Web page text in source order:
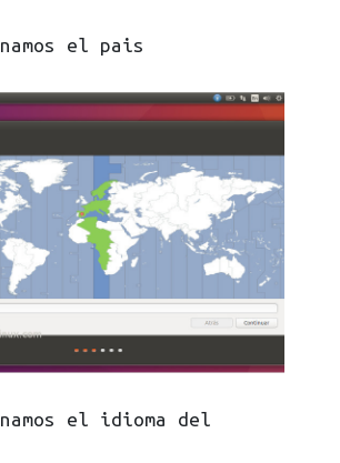
el pais
el idioma del